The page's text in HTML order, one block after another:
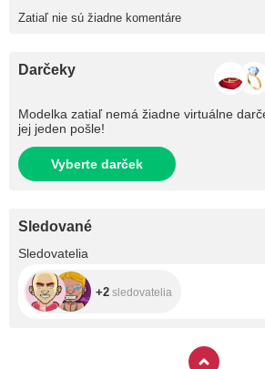
Zatiaľ nie sú žiadne komentáre
Darčeky
Modelka zatiaľ nemá žiadne virtuálne
jej jeden pošle!
Vyberte darček
Sledované
Sledovatelia
+2 sledovatelia